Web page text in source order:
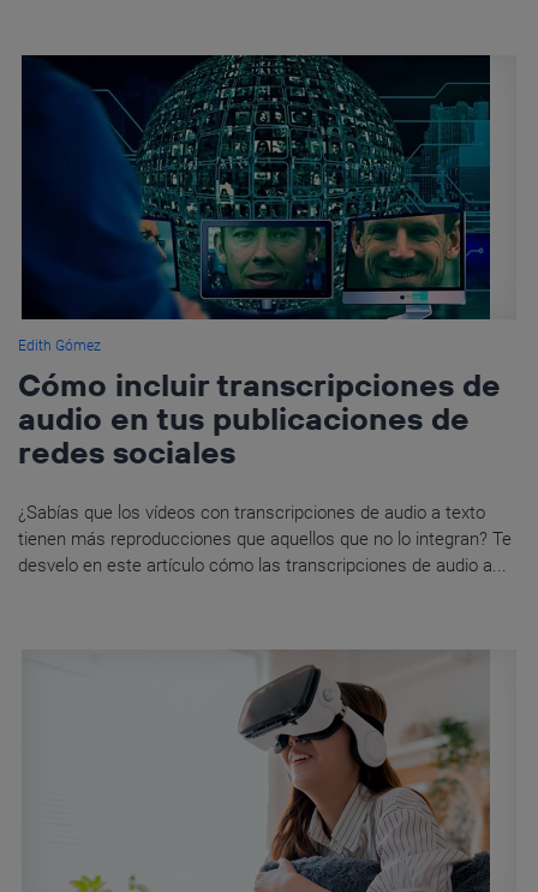
Edith Gómez
Cómo incluir transcripciones de
audio en tus publicaciones de
redes sociales
¿Sabías que los vídeos con transcripciones de audio a texto
tienen más reproducciones que aquellos que no lo integran? Te
desvelo en este artículo cómo las transcripciones de audio a...